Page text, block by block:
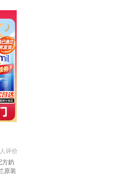
人评价
方奶
原装